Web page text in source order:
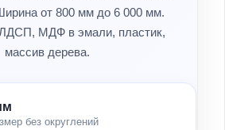
от 800 мм до 6 000 мм.
МДФ в эмали, пластик,
массив дерева.
без округлений